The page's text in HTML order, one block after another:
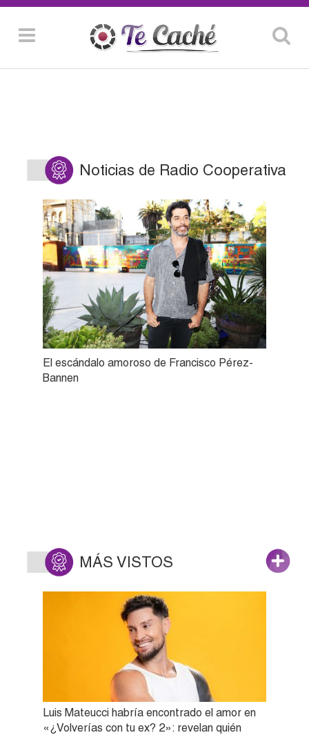
Noticias de Radio Cooperativa
El escándalo amoroso de Francisco Pérez-
Bannen
MÁS VISTOS
Luis Mateucci habría encontrado el amor en
«¿Volverías con tu ex? 2»: revelan quién